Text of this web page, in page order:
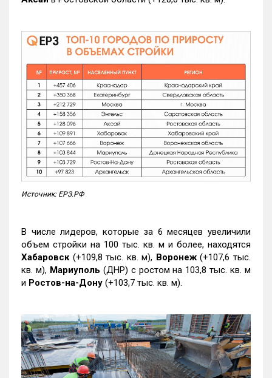
Источник: ЕРЗ.РФ
В числе лидеров, которые за 6 месяцев увеличили
объем стройки на 100 тыс. кв. м и более, находятся
Хабаровск (+109,8 тыс. кв. м), Воронеж(+107,6 тыс.
кв. м), Мариуполь (ДНР) с ростом на 103,8 тыс. кв. м
и Ростов-на-Дону (+103,7 тыс. кв. м).